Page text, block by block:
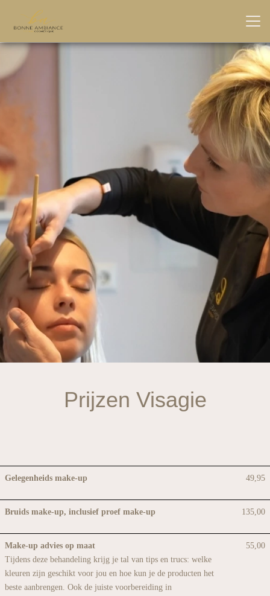
Prijzen Visagie
Gelegenheids make-up 49,95
Bruids make-up, inclusief proef make-up 135,00
Make-up advies op maat
Tijdens deze behandeling krijg je tal van tips en trucs: welke
kleuren zijn geschikt voor jou en hoe kun je de producten het
beste aanbrengen. Ook de juiste voorbereiding in
55,00